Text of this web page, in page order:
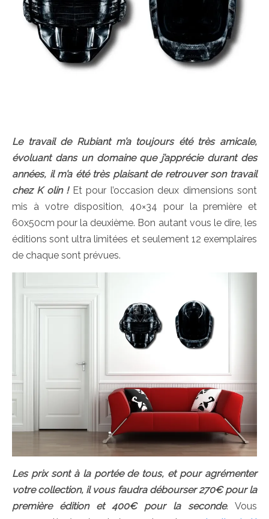
Le travail de Rubiant m’a toujours été très amicale,
évoluant dans un domaine que j’apprécie durant des
années, il m’a été très plaisant de retrouver son travail
chez K olin !Et pour l’occasion deux dimensions sont
mis à votre disposition, 40×34 pour la première et
60x50cm pour la deuxième. Bon autant vous le dire, les
éditions sont ultra limitées et seulement 12 exemplaires
de chaque sont prévues.
Les prix sont à la portée de tous, et pour agrémenter
votre collection, il vous faudra débourser 270€ pour la
première édition et 400€ pour la seconde. Vous